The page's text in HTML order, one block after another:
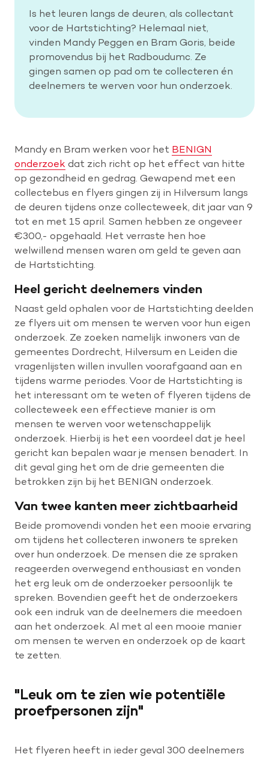
Is het leuren langs de deuren, als collectant
voor de Hartstichting? Helemaal niet,
vinden Mandy Peggen en Bram Goris, beide
promovendus bij het Radboudumc. Ze
gingen samen op pad om te collecteren én
deelnemers te werven voor hun onderzoek.
Mandy en Bram werken voor het BENIGN
onderzoek dat zich richt op het effect van hitte
op gezondheid en gedrag. Gewapend met een
collectebus en flyers gingen zij in Hilversum langs
de deuren tijdens onze collecteweek, dit jaar van 9
tot en met 15 april. Samen hebben ze ongeveer
€300,- opgehaald. Het verraste hen hoe
welwillend mensen waren om geld te geven aan
de Hartstichting.
Heel gericht deelnemers vinden
Naast geld ophalen voor de Hartstichting deelden
ze flyers uit om mensen te werven voor hun eigen
onderzoek. Ze zoeken namelijk inwoners van de
gemeentes Dordrecht, Hilversum en Leiden die
vragenlijsten willen invullen voorafgaand aan en
tijdens warme periodes. Voor de Hartstichting is
het interessant om te weten of flyeren tijdens de
collecteweek een effectieve manier is om
mensen te werven voor wetenschappelijk
onderzoek. Hierbij is het een voordeel dat je heel
gericht kan bepalen waar je mensen benadert. In
dit geval ging het om de drie gemeenten die
betrokken zijn bij het BENIGN onderzoek.
Van twee kanten meer zichtbaarheid
Beide promovendi vonden het een mooie ervaring
om tijdens het collecteren inwoners te spreken
over hun onderzoek. De mensen die ze spraken
reageerden overwegend enthousiast en vonden
het erg leuk om de onderzoeker persoonlijk te
spreken. Bovendien geeft het de onderzoekers
ook een indruk van de deelnemers die meedoen
aan het onderzoek. Al met al een mooie manier
om mensen te werven en onderzoek op de kaart
te zetten.
Leuk om te zien wie potentiële
proefpersonen zijn
Het flyeren heeft in ieder geval 300 deelnemers